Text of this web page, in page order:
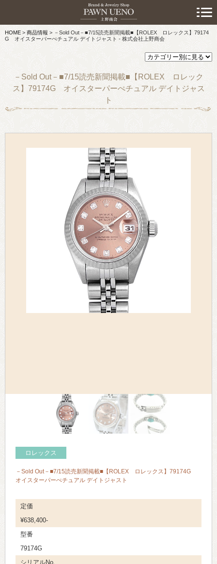
HOME > 商品情報> －Sold Out－■7/15読売新聞掲載■【ROLEX ロレックス】79174
G オイスターパーぺチュアル デイトジャスト - 株式会社上野商会
－Sold Out－■7/15読売新聞掲載■【ROLEX ロレック
ス】79174G オイスターパーぺチュアル デイトジャス
ト
ロレックス
－Sold Out－■7/15読売新聞掲載■【ROLEX ロレックス】79174G
オイスターパーぺチュアル デイトジャスト
定価
¥638,400-
型番
79174G
シリアルNo.
> 初めての方へ
> 預けたい方
> 売りたい方
> 買いたい方
> 取り扱い品目
> 商品情報
> スタッフおすすめ情報
> お知らせ
> キャンペーン情報
> 会社概要
> アクセス
> よくあるご質問
> ホーム
> 古物営業法に基づく表示